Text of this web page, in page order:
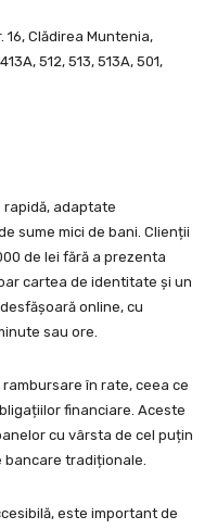
16, Clădirea Muntenia,
512, 513, 513A, 501,
adaptate
sume mici de bani. Clienții
de lei fără a prezenta
cartea de identitate și un
online, cu
sau ore.
în rate, ceea ce
financiare. Aceste
cu vârsta de cel puțin
bancare tradiționale.
este important de